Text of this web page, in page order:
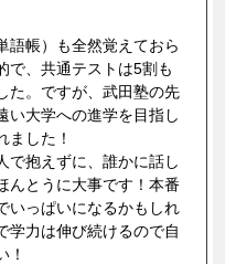
語帳）も全然覚えておら
で、共通テストは5割も
た。ですが、武田塾の先
い大学への進学を目指し
ました！
で抱えずに、誰かに話し
んとうに大事です！本番
いっぱいになるかもしれ
学力は伸び続けるので自
！